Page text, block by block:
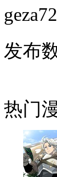
geza72
发布
热门